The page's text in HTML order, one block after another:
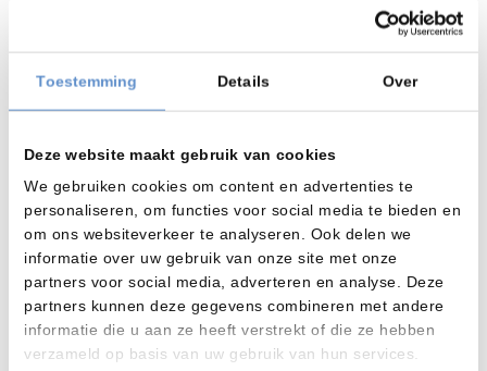
Toestemming Details Over
Deze website maakt gebruik van cookies
We gebruiken cookies om content en advertenties te
personaliseren, om functies voor social media te bieden en
om ons websiteverkeer te analyseren. Ook delen we
informatie over uw gebruik van onze site met onze
partners voor social media, adverteren en analyse. Deze
partners kunnen deze gegevens combineren met andere
informatie die u aan ze heeft verstrekt of die ze hebben
verzameld op basis van uw gebruik van hun services.
Overzicht
Afhankelijk van de afmetingen van het te stralen product
wordt er één of meerdere producten aan de hangbaan
Hangbaan gaat met een instelbare snelheid door de
installatie. Afhankelijk van de geometrie van de producten
worden er 2 of 4 rijen werpwielen geplaatst.
Door gebruik te maken van een frequentieregeling kan de
afwerpsnelheid van het straalmiddel worden geregeld en
ook meer fragiele delen gestraald worden.
Het railsysteem gekoppeld worden aan bijvoorbeeld een
natlak installatie zodat de producten “in lijn” een
nabehandeling krijgen.